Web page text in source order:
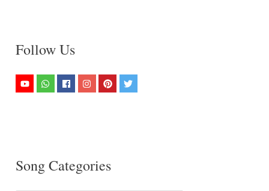
Follow Us
Song Categories